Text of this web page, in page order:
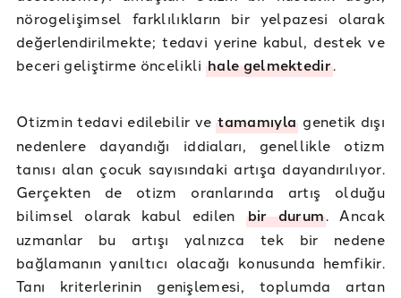
nörogelişimsel farklılıkların bir yelpazesi olarak
değerlendirilmekte; tedavi yerine kabul, destek ve
beceri geliştirme öncelikli hale gelmektedir.
Otizmin tedavi edilebilir vetamamıyla genetik dışı
nedenlere dayandığı iddiaları, genellikle otizm
tanısı alan çocuk sayısındaki artışa dayandırılıyor.
Gerçekten de otizm oranlarında artış olduğu
bilimsel olarak kabul edilen bir durum. Ancak
uzmanlar bu artışı yalnızca tek bir nedene
bağlamanın yanıltıcı olacağı konusunda hemfikir.
Tanı kriterlerinin genişlemesi, toplumda artan